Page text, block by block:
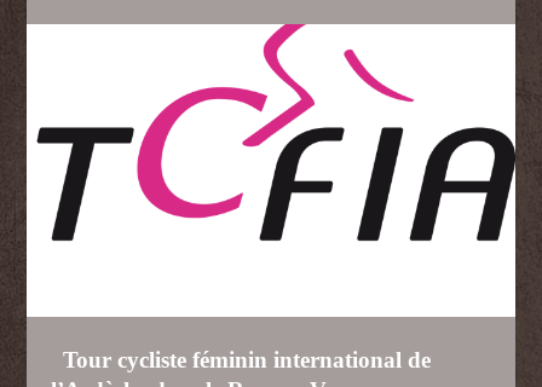
Tour cycliste féminin international de